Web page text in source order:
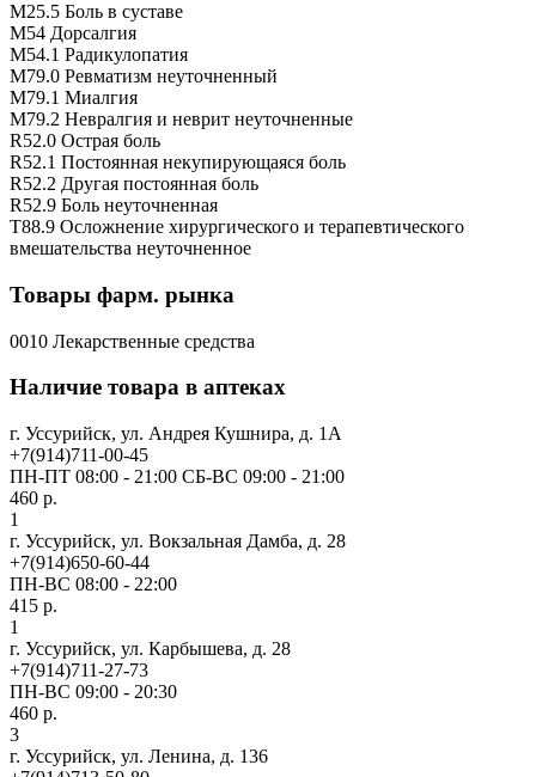
M25.5 Боль в суставе
M54 Дорсалгия
M54.1 Радикулопатия
M79.0 Ревматизм неуточненный
M79.1 Миалгия
M79.2 Невралгия и неврит неуточненные
R52.0 Острая боль
R52.1 Постоянная некупирующаяся боль
R52.2 Другая постоянная боль
R52.9 Боль неуточненная
T88.9 Осложнение хирургического и терапевтического
вмешательства неуточненное
Товары фарм. рынка
0010 Лекарственные средства
Наличие товара в аптеках
г. Уссурийск, ул. Андрея Кушнира, д. 1А
+7(914)711-00-45
ПН-ПТ 08:00 - 21:00 СБ-ВС 09:00 - 21:00
460 р.
1
г. Уссурийск, ул. Вокзальная Дамба, д. 28
+7(914)650-60-44
ПН-ВС 08:00 - 22:00
415 р.
1
г. Уссурийск, ул. Карбышева, д. 28
+7(914)711-27-73
ПН-ВС 09:00 - 20:30
460 р.
3
г. Уссурийск, ул. Ленина, д. 136